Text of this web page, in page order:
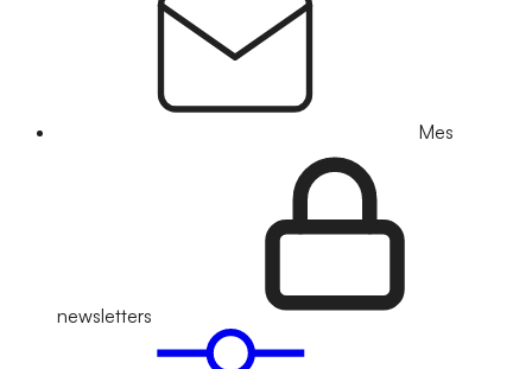
Mes
newsletters